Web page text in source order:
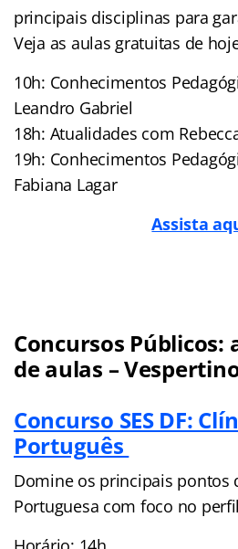
principais disciplinas para
Veja as aulas gratuitas de
10h: Conhecimentos
Leandro Gabriel
18h: Atualidades com
19h: Conhecimentos
Fabiana Lagar
Assista
Concursos Públicos:
de aulas –
Concurso SES DF:
Português
Domine os principais pontos
Portuguesa com foco no